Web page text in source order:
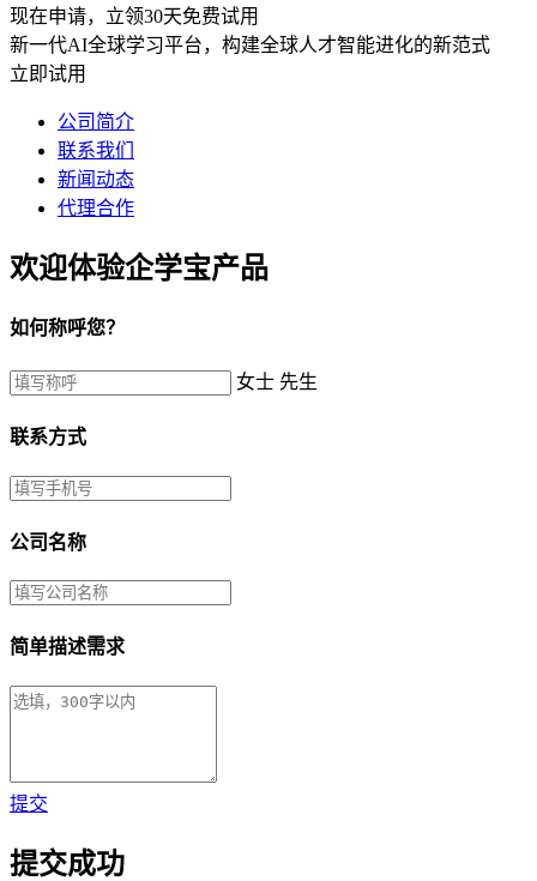
现在申请，立领30天免费试用
新一代AI全球学习平台，构建全球人才智能进化的新范式
立即试用
公司简介
联系我们
新闻动态
代理合作
欢迎体验企学宝产品
如何称呼您？
女士 先生
联系方式
公司名称
简单描述需求
提交
提交成功